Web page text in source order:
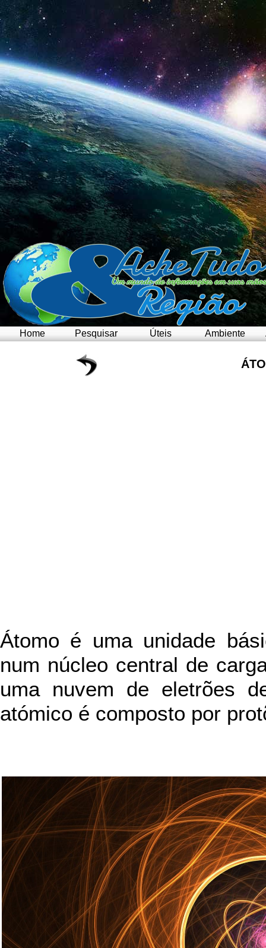
Home Pesquisar Úteis Ambiente
Átomo é uma unidade
num núcleo central de
uma nuvem de eletrões
atómico é composto por